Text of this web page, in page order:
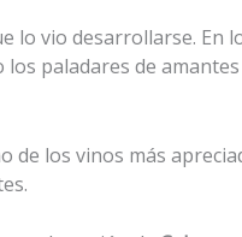
lo vio desarrollarse. En
paladares de
de los vinos más